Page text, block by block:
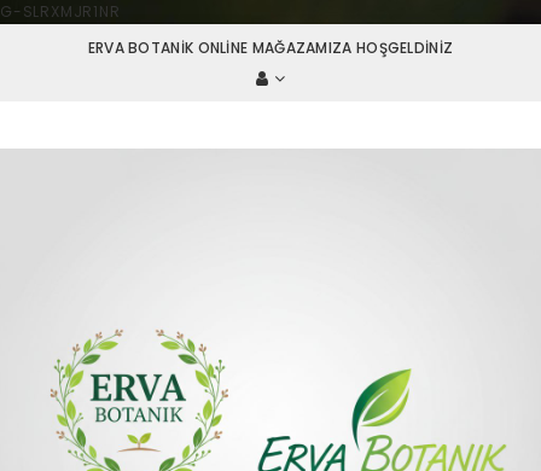
G-SLRXMJR1NR
ERVA BOTANIK ONLINE MAĞAZAMIZA HOŞGELDINIZ